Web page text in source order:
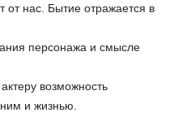
от нас. Бытие отражается в
персонажа и смысле
возможность
и жизнью.